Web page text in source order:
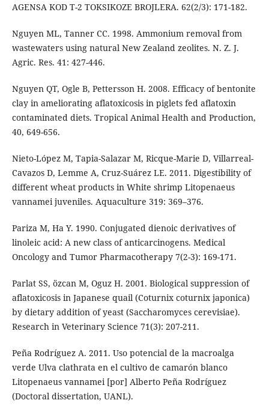
AGENSA KOD T-2 TOKSIKOZE BROJLERA. 62(2/3): 171-182.
Nguyen ML, Tanner CC. 1998. Ammonium removal from
wastewaters using natural New Zealand zeolites. N. Z. J.
Agric. Res. 41: 427-446.
Nguyen QT, Ogle B, Pettersson H. 2008. Efficacy of bentonite
clay in ameliorating aflatoxicosis in piglets fed aflatoxin
contaminated diets. Tropical Animal Health and Production,
40, 649-656.
Nieto-López M, Tapia-Salazar M, Ricque-Marie D, Villarreal-
Cavazos D, Lemme A, Cruz-Suárez LE. 2011. Digestibility of
different wheat products in White shrimp Litopenaeus
vannamei juveniles. Aquaculture 319: 369–376.
Pariza M, Ha Y. 1990. Conjugated dienoic derivatives of
linoleic acid: A new class of anticarcinogens. Medical
Oncology and Tumor Pharmacotherapy 7(2-3): 169-171.
Parlat SS, özcan M, Oguz H. 2001. Biological suppression of
aflatoxicosis in Japanese quail (Coturnix coturnix japonica)
by dietary addition of yeast (Saccharomyces cerevisiae).
Research in Veterinary Science 71(3): 207-211.
Peña Rodríguez A. 2011. Uso potencial de la macroalga
verde Ulva clathrata en el cultivo de camarón blanco
Litopenaeus vannamei [por] Alberto Peña Rodríguez
(Doctoral dissertation, UANL).